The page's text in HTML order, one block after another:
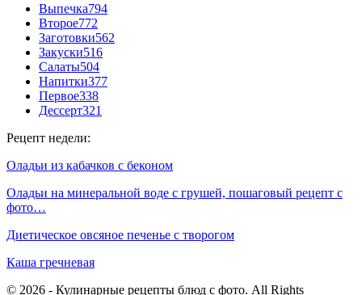
Выпечка794
Второе772
Заготовки562
Закуски516
Салаты504
Напитки377
Первое338
Дессерт321
Рецепт недели:
Оладьи из кабачков с беконом
Оладьи на минеральной воде с грушей, пошаговый рецепт с
фото…
Диетическое овсяное печенье с творогом
Каша гречневая
© 2026 - Кулинарные рецепты блюд с фото. All Rights